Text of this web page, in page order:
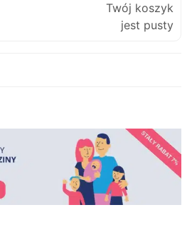
Twój koszyk
jest pusty